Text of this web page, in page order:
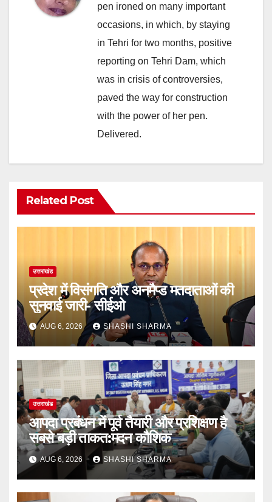
pen ironed on many important
occasions, in which, by staying
in Tehri for two months, positive
reporting on Tehri Dam, which
was in crisis of controversies,
paved the way for construction
with the power of her pen.
Delivered.
Related Post
उत्तराखंड
प्रदेश में विसंगति और अनमैप्ड मतदाताओं की
सुनवाई जारी- सीईओ
AUG 6, 2026 SHASHI SHARMA
उत्तराखंड
आपदा प्रबंधन में पूर्व तैयारी और प्रशिक्षण है
सबसे बड़ी ताकत:मदन कौशिक
AUG 6, 2026 SHASHI SHARMA